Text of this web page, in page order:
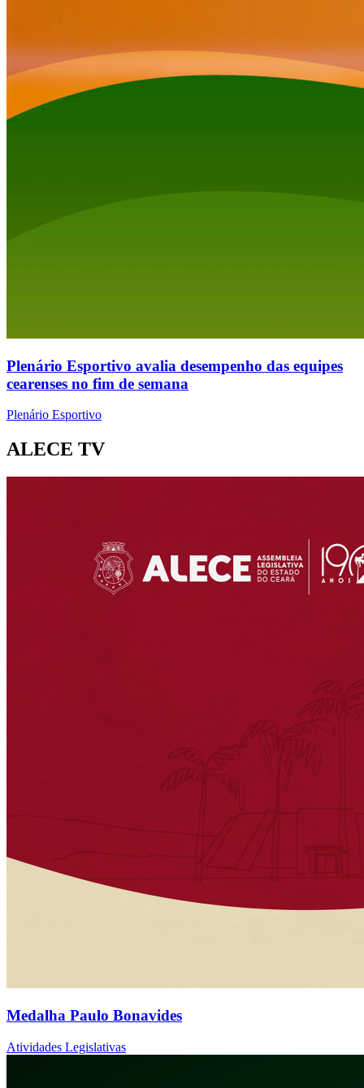
Plenário Esportivo avalia desempenho das equipes
cearenses no fim de semana
Plenário Esportivo
ALECE TV
Medalha Paulo Bonavides
Atividades Legislativas